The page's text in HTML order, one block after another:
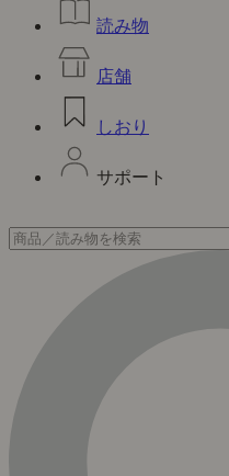
読み物
店舗
しおり
サポート